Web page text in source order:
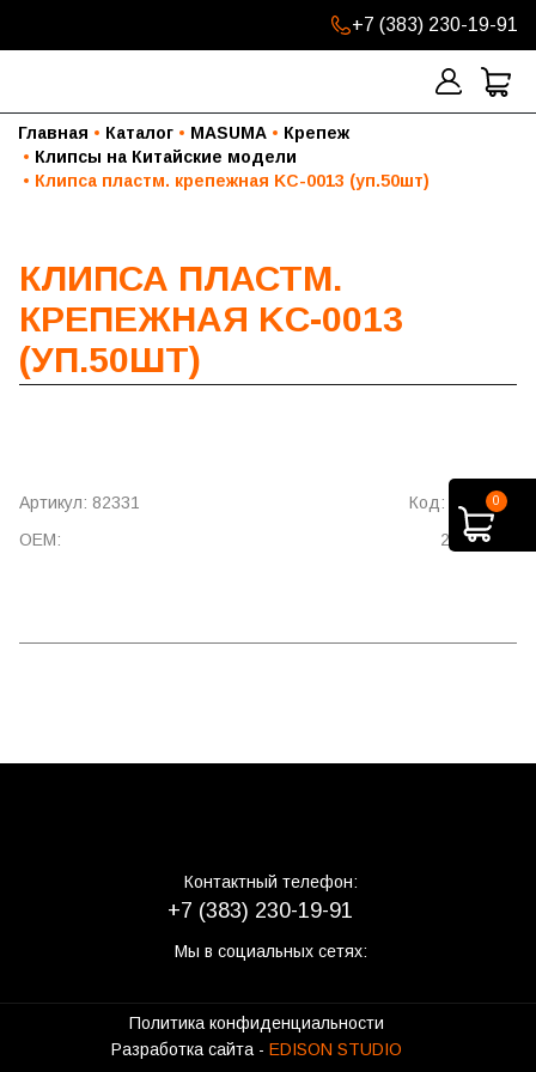
+7 (383) 230-19-91
Главная Каталог MASUMA
Крепеж
Клипсы на Китайские модели
Клипса пластм. крепежная KC-0013 (уп.50шт)
КЛИПСА ПЛАСТМ.
КРЕПЕЖНАЯ KC-0013
(УП.50ШТ)
Артикул: 82331
Код: KC-0013
OEM:
23551083
Мы в социальных сетях:
Контактный телефон:
+7 (383) 230-19-91
Политика конфиденциальности
Разработка сайта - EDISON STUDIO
0